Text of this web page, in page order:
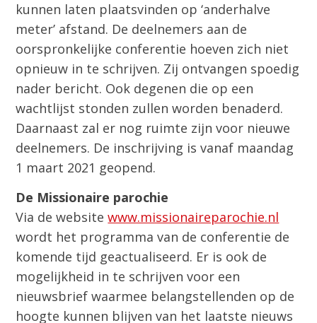
kunnen laten plaatsvinden op ‘anderhalve
meter’ afstand. De deelnemers aan de
oorspronkelijke conferentie hoeven zich niet
opnieuw in te schrijven. Zij ontvangen spoedig
nader bericht. Ook degenen die op een
wachtlijst stonden zullen worden benaderd.
Daarnaast zal er nog ruimte zijn voor nieuwe
deelnemers. De inschrijving is vanaf maandag
1 maart 2021 geopend.
De Missionaire parochie
Via de websitewww.missionaireparochie.nl
wordt het programma van de conferentie de
komende tijd geactualiseerd. Er is ook de
mogelijkheid in te schrijven voor een
nieuwsbrief waarmee belangstellenden op de
hoogte kunnen blijven van het laatste nieuws